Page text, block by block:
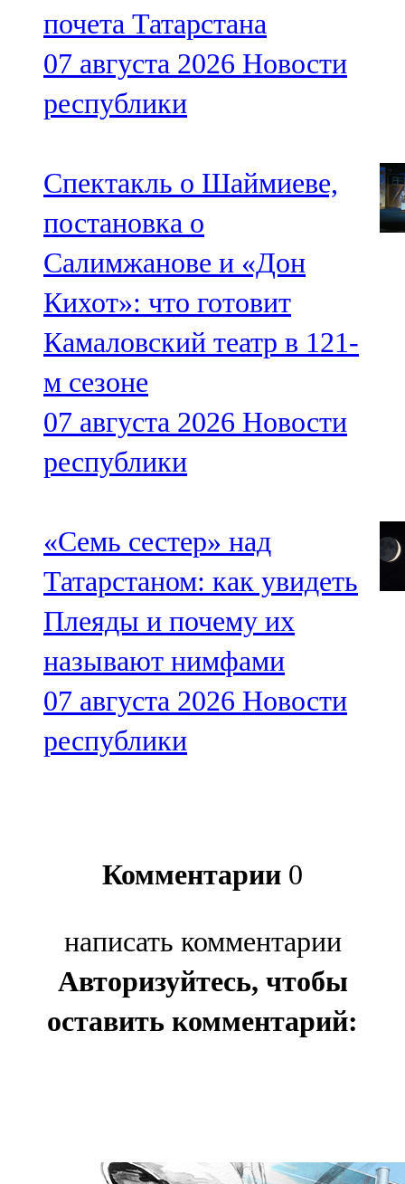
почета Татарстана
07 августа 2026 Новости
республики
Спектакль о Шаймиеве,
постановка о
Салимжанове и «Дон
Кихот»: что готовит
Камаловский театр в 121-
м сезоне
07 августа 2026 Новости
республики
«Семь сестер» над
Татарстаном: как увидеть
Плеяды и почему их
называют нимфами
07 августа 2026 Новости
республики
Комментарии 0
написать комментарии
Авторизуйтесь, чтобы
оставить комментарий: